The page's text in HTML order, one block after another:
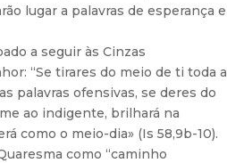
lugar a palavras de esperança e
a seguir às Cinzas
“Se tirares do meio de ti toda a
palavras ofensivas, se deres do
ao indigente, brilhará na
como o meio-dia» (Is 58,9b-10).
como “caminho